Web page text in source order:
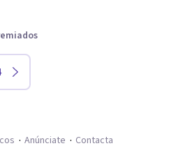
Anúnciate Contacta